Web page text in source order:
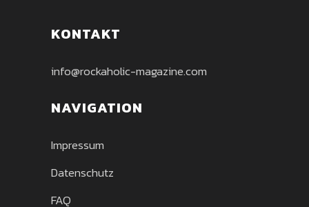
KONTAKT
info@rockaholic-magazine.com
NAVIGATION
Impressum
Datenschutz
FAQ